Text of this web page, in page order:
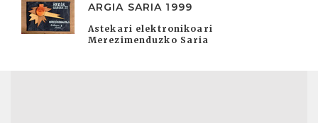
ARGIA SARIA 1999
Astekari elektronikoari
Merezimenduzko Saria